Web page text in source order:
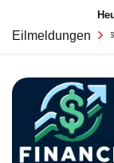
springen
Eilmeldungen
wahre Wert im Tresor: